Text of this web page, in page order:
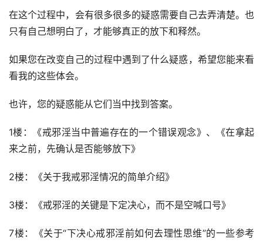
在这个过程中，会有很多很多的疑惑需要自己去弄清楚。也
只有自己想明白了，才能够真正的放下和释然。
如果您在改变自己的过程中遇到了什么疑惑，希望您能来看
看我的这些体会。
也许，您的疑惑能从它们当中找到答案。
1楼：《戒邪淫当中普遍存在的一个错误观念》、《在拿起
来之前，先确认是否能够放下》
2楼：《关于我戒邪淫情况的简单介绍》
3楼：《戒邪淫的关键是下定决心，而不是空喊口号》
7楼：《关于“下决心戒邪淫前如何去理性思维”的一些参考